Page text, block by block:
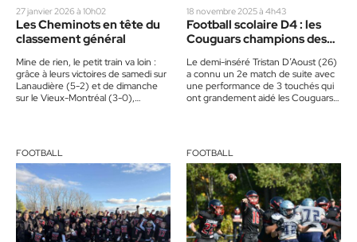
27 janvier 2026 à 10h02
Les Cheminots en tête du
classement général
Mine de rien, le petit train va loin :
grâce à leurs victoires de samedi sur
Lanaudière (5-2) et de dimanche
sur le Vieux-Montréal (3-0),…
18 novembre 2025 à 4h43
Football scolaire D4 : les
Couguars champions des
Laurentides-Lanaudière
Le demi-inséré Tristan D’Aoust (26)
a connu un 2e match de suite avec
une performance de 3 touchés qui
ont grandement aidé les Couguars
FOOTBALL FOOTBALL